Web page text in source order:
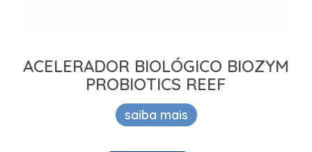
ACELERADOR BIOLÓGICO BIOZYM
PROBIOTICS REEF
saiba mais